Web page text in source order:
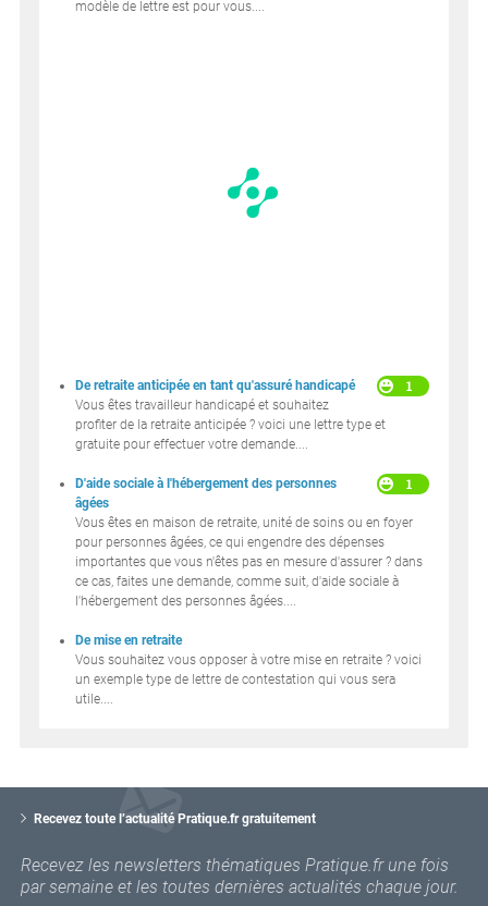
modèle de lettre est pour vous....
1
De retraite anticipée en tant qu'assuré handicapé
Vous êtes travailleur handicapé et souhaitez
profiter de la retraite anticipée ? voici une lettre type et
gratuite pour effectuer votre demande....
1
D'aide sociale à l'hébergement des personnes
âgées
Vous êtes en maison de retraite, unité de soins ou en foyer
pour personnes âgées, ce qui engendre des dépenses
importantes que vous n'êtes pas en mesure d'assurer ? dans
ce cas, faites une demande, comme suit, d'aide sociale à
l'hébergement des personnes âgées....
De mise en retraite
Vous souhaitez vous opposer à votre mise en retraite ? voici
un exemple type de lettre de contestation qui vous sera
utile....
Recevez toute l’actualité Pratique.fr gratuitement
Recevez les newsletters thématiques Pratique.fr une fois
par semaine et les toutes dernières actualités chaque jour.
o
r
e
e